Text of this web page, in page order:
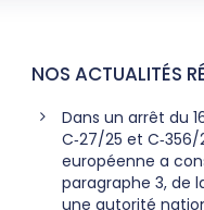
NOS ACTUALITÉS
Dans un arrêt du
C‑27/25 et
européenne a
paragraphe 3, de
une autorité